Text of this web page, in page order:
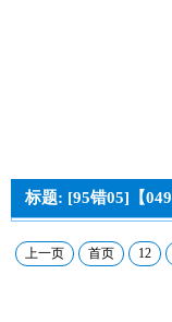
标题: [95错05]【
上一页 首页 12